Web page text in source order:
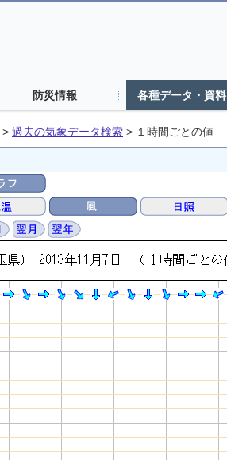
防災情報 各種データ・資料
> 過去の気象データ検索 > １時間ごとの値